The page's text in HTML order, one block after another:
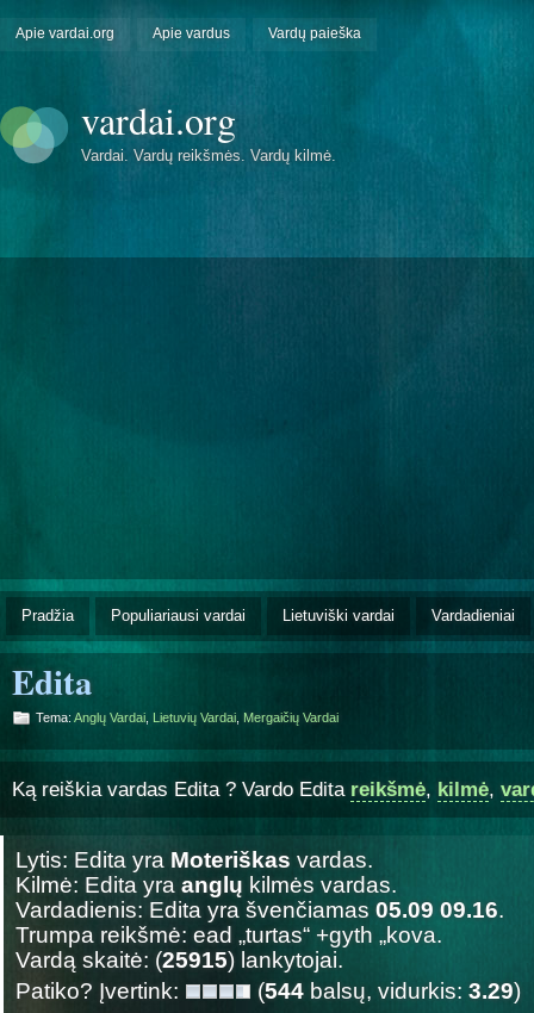
Apie vardai.org Apie vardus Vardų paieška
vardai.org
Vardai. Vardų reikšmės. Vardų kilmė.
Pradžia Populiariausi vardai Lietuviški vardai Vardadieniai
Edita
Tema: Anglų Vardai Lietuvių Vardai Mergaičių Vardai
Ką reiškia vardas Edita ? Vardo Edita reikšmė, kilmė,
Lytis: Edita yra Moteriškas vardas.
Kilmė: Edita yra anglų kilmės vardas.
Vardadienis: Edita yra švenčiamas 05.09 09.16.
Trumpa reikšmė: ead „turtas“ +gyth „kova.
Vardą skaitė: (25915) lankytojai.
Patiko? Įvertink:
(544 balsų, vidurkis: 3.29)